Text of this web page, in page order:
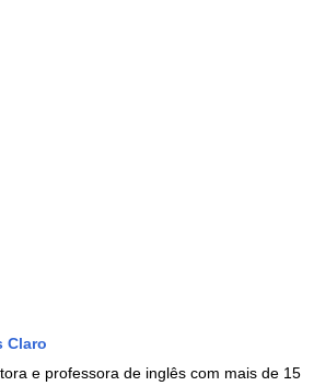
Claro
e professora de inglês com mais de 15